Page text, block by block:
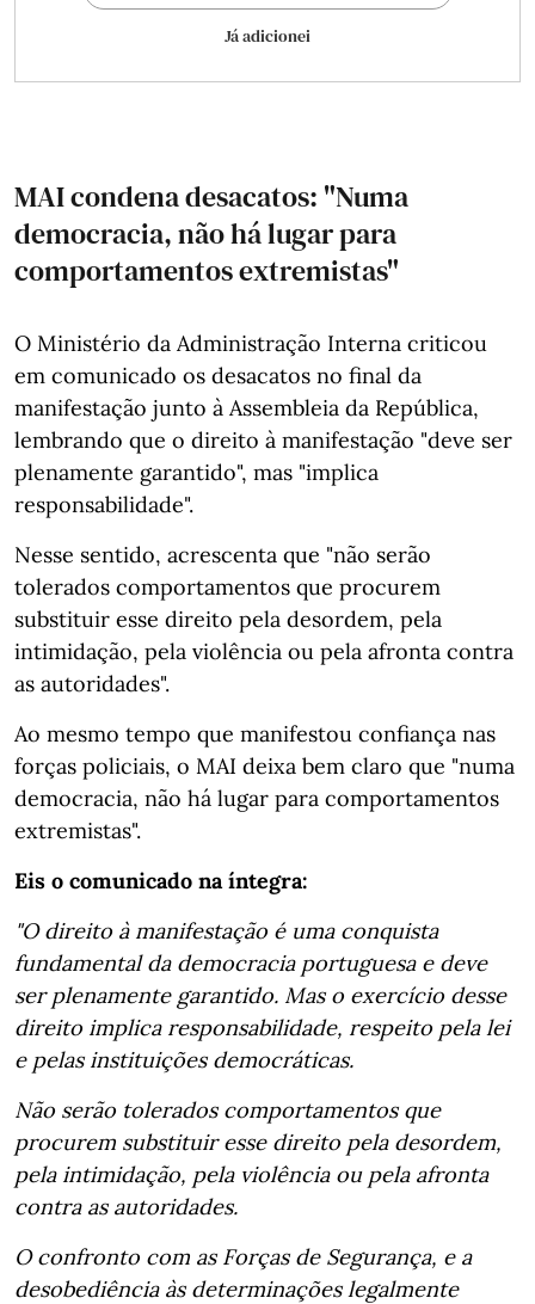
Já adicionei
MAI condena desacatos: "Numa
democracia, não há lugar para
comportamentos extremistas"
O Ministério da Administração Interna criticou
em comunicado os desacatos no final da
manifestação junto à Assembleia da República,
lembrando que o direito à manifestação "deve ser
plenamente garantido", mas "implica
responsabilidade".
Nesse sentido, acrescenta que "não serão
tolerados comportamentos que procurem
substituir esse direito pela desordem, pela
intimidação, pela violência ou pela afronta contra
as autoridades".
Ao mesmo tempo que manifestou confiança nas
forças policiais, o MAI deixa bem claro que "numa
democracia, não há lugar para comportamentos
extremistas".
Eis o comunicado na íntegra:
"O direito à manifestação é uma conquista
fundamental da democracia portuguesa e deve
ser plenamente garantido. Mas o exercício desse
direito implica responsabilidade, respeito pela lei
e pelas instituições democráticas.
Não serão tolerados comportamentos que
procurem substituir esse direito pela desordem,
pela intimidação, pela violência ou pela afronta
contra as autoridades.
O confronto com as Forças de Segurança, e a
desobediência às determinações legalmente